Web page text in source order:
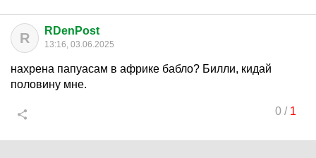
R RDenPost
13:16, 03.06.2025
нахрена папуасам в африке бабло? Билли, кидай
половину мне.
0/ 1